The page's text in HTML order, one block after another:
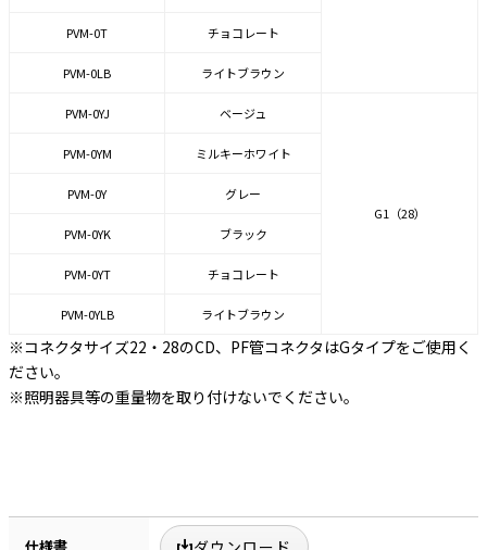
PVM-0T チョコレート
PVM-0LB ライトブラウン
PVM-0YJ ベージュ
G1（28）
PVM-0YM ミルキーホワイト
PVM-0Y グレー
PVM-0YK ブラック
PVM-0YT チョコレート
PVM-0YLB ライトブラウン
※コネクタサイズ22・28のCD、PF管コネクタはGタイプをご使用く
ださい。
※照明器具等の重量物を取り付けないでください。